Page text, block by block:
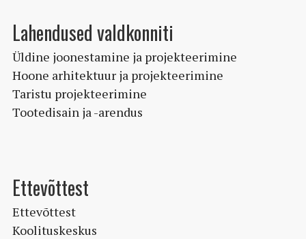
Lahendused valdkonniti
Üldine joonestamine ja projekteerimine
Hoone arhitektuur ja projekteerimine
Taristu projekteerimine
Tootedisain ja -arendus
Ettevõttest
Ettevõttest
Koolituskeskus